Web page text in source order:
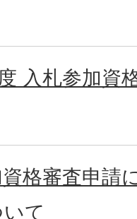
入札参加資
格審査申請
て